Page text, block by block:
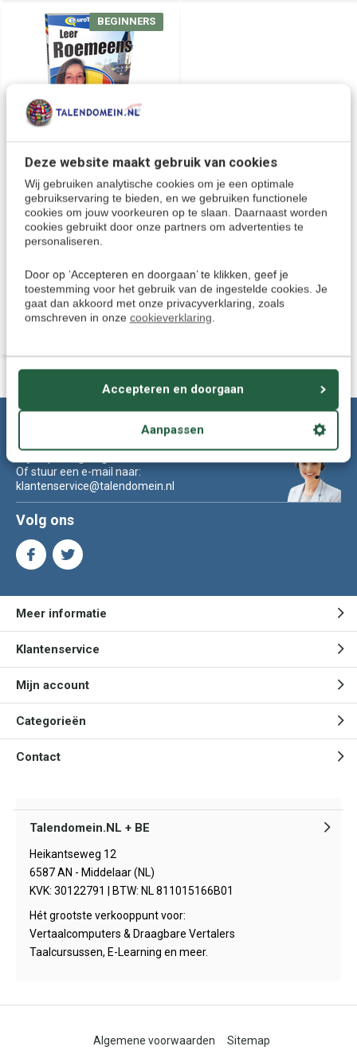
Deze website maakt gebruik van cookies
Wij gebruiken analytische cookies om je een optimale
gebruikservaring te bieden, en we gebruiken functionele
cookies om jouw voorkeuren op te slaan. Daarnaast worden
cookies gebruikt door onze partners om advertenties te
personaliseren.
Door op ‘Accepteren en doorgaan’ te klikken, geef je
toestemming voor het gebruik van de ingestelde cookies. Je
gaat dan akkoord met onze privacyverklaring, zoals
omschreven in onze cookieverklaring.
Accepteren en doorgaan
Aanpassen
Cursus Roemeens voor
Beginners - Leer de
Roemeense taal (CD +
Download)
BEGINNERS
Snel Roemeens leren! Met de
basis cursus Roemeens leer je
de taal snel te spreken en te l...
€ 34,95€ 29,95
Deliverytime
Klantenservice: Tel. 024-8456906
Of stuur een e-mail naar:
klantenservice@talendomein.nl
Volg ons
Meer informatie
Klantenservice
Mijn account
Categorieën
Contact
Talendomein.NL + BE
Heikantseweg 12
6587 AN - Middelaar (NL)
KVK: 30122791 | BTW: NL 811015166B01
Hét grootste verkooppunt voor:
Vertaalcomputers & Draagbare Vertalers
Taalcursussen, E-Learning en meer.
Algemene voorwaarden Sitemap